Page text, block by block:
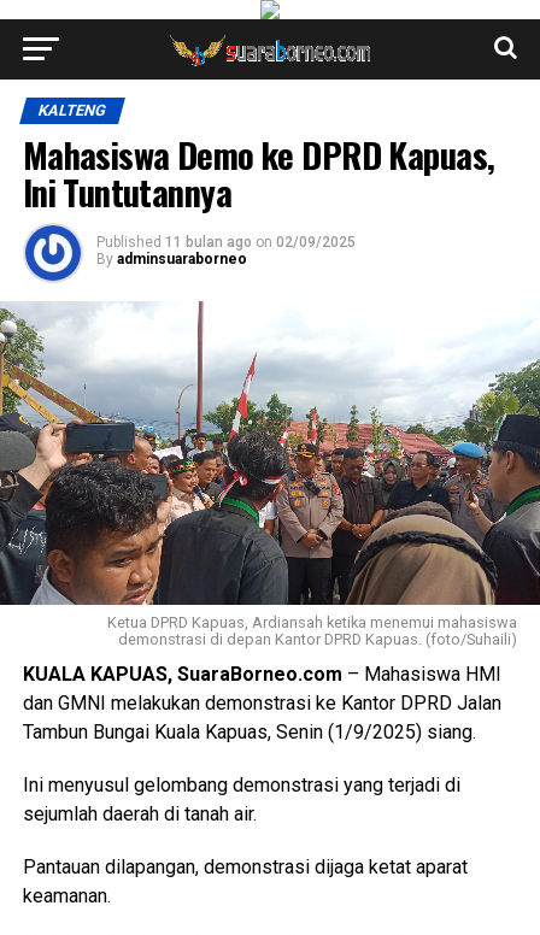
KALTENG
Mahasiswa Demo ke DPRD Kapuas,
Ini Tuntutannya
Published 11 bulan ago on 02/09/2025
By adminsuaraborneo
Ketua DPRD Kapuas, Ardiansah ketika menemui mahasiswa
demonstrasi di depan Kantor DPRD Kapuas. (foto/Suhaili)
KUALA KAPUAS, SuaraBorneo.com – Mahasiswa HMI
dan GMNI melakukan demonstrasi ke Kantor DPRD Jalan
Tambun Bungai Kuala Kapuas, Senin (1/9/2025) siang.
Ini menyusul gelombang demonstrasi yang terjadi di
sejumlah daerah di tanah air.
Pantauan dilapangan, demonstrasi dijaga ketat aparat
keamanan.